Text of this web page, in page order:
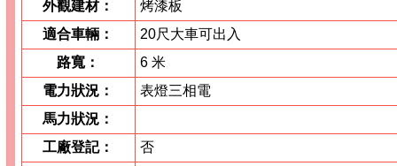
外觀建材：
烤漆板
適合車輛：
20尺大車可出入
路寬：
6 米
電力狀況：
表燈三相電
馬力狀況：
工廠登記：
否